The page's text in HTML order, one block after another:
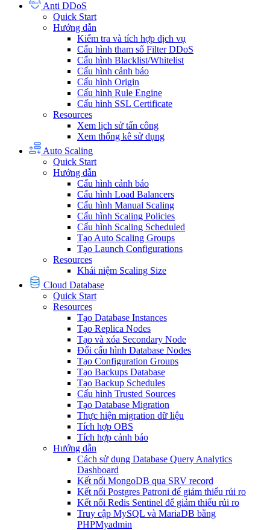
Anti DDoS
Quick Start
Hướng dẫn
Kiểm tra và tích hợp dịch vụ
Cấu hình tham số Filter DDoS
Cấu hình Blacklist/Whitelist
Cấu hình cảnh báo
Cấu hình Origin
Cấu hình Rule Engine
Cấu hình SSL Certificate
Resources
Xem lịch sử tấn công
Xem thống kê sử dụng
Auto Scaling
Quick Start
Hướng dẫn
Cấu hình cảnh báo
Cấu hình Load Balancers
Cấu hình Manual Scaling
Cấu hình Scaling Policies
Cấu hình Scaling Scheduled
Tạo Auto Scaling Groups
Tạo Launch Configurations
Resources
Khái niệm Scaling Size
Cloud Database
Quick Start
Resources
Tạo Database Instances
Tạo Replica Nodes
Tạo và xóa Secondary Node
Đổi cấu hình Database Nodes
Tạo Configuration Groups
Tạo Backups Database
Tạo Backup Schedules
Cấu hình Trusted Sources
Tạo Database Migration
Thực hiện migration dữ liệu
Tích hợp OBS
Tích hợp cảnh báo
Hướng dẫn
Cách sử dụng Database Query Analytics
Dashboard
Kết nối MongoDB qua SRV record
Kết nối Postgres Patroni để giảm thiểu rủi ro
Kết nối Redis Sentinel để giảm thiểu rủi ro
Truy cập MySQL và MariaDB bằng
PHPMyadmin